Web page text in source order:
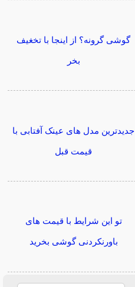
گوشی گرونه؟ از اینجا با تخغیف
بخر
جدیدترین مدل های عینک آفتابی با
قیمت قبل
تو این شرایط با قیمت های
باورنکردنی گوشی بخرید